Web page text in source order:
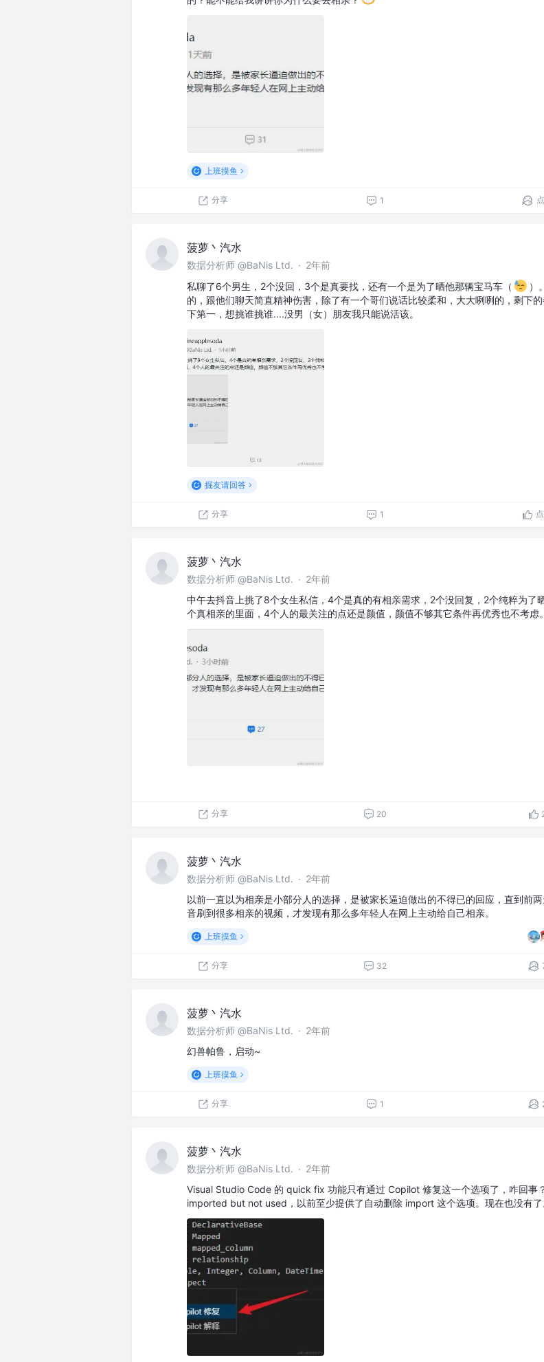
上班摸鱼
分享 1
菠萝丶汽水
数据分析师 @BaNis Ltd. · 2年前
私聊了6个男生，2个没回，3个是真要找，还有一个是为了晒他那辆宝马车（
）
的，跟他们聊天简直精神伤害，除了有一个哥们说话比较柔和，大大咧咧的，剩下
下第一，想挑谁挑谁....没男（女）朋友我只能说活该。
掘友请回答
分享 1
菠萝丶汽水
数据分析师 @BaNis Ltd. · 2年前
中午去抖音上挑了8个女生私信，4个是真的有相亲需求，2个没回复，2个纯粹为了
个真相亲的里面，4个人的最关注的点还是颜值，颜值不够其它条件再优秀也不考虑。
分享 20
菠萝丶汽水
数据分析师 @BaNis Ltd. · 2年前
以前一直以为相亲是小部分人的选择，是被家长逼迫做出的不得已的回应，直到前
音刷到很多相亲的视频，才发现有那么多年轻人在网上主动给自己相亲。
上班摸鱼
分享 32
菠萝丶汽水
数据分析师 @BaNis Ltd. · 2年前
幻兽帕鲁，启动~
上班摸鱼
分享 1
菠萝丶汽水
数据分析师 @BaNis Ltd. · 2年前
Visual Studio Code 的 quick fix 功能只有通过 Copilot 修复这一个选项了，咋回事
imported but not used，以前至少提供了自动删除 import 这个选项。现在也没有了